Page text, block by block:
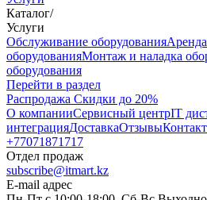
Каталог/
Услуги
Oбслуживание оборудования
оборудованияМонтаж и наладка
оборудования
Перейти в раздел
Распродажа Скидки до 20%
О компанииСервисный центрIT
интеграцияДоставкаОтзывы
+77071871717
Отдел продаж
subscribe@itmart.kz
E-mail адрес